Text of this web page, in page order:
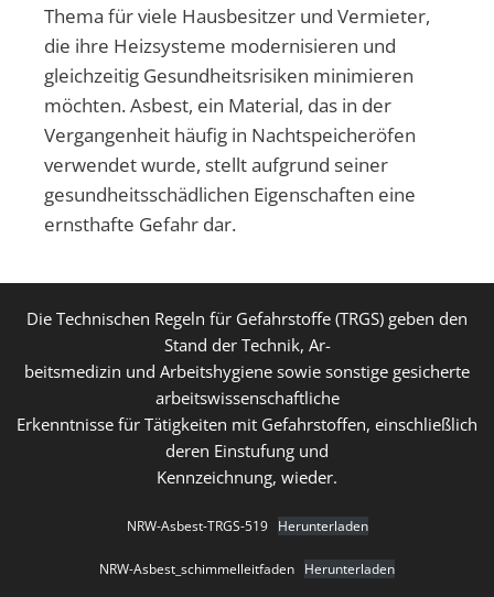
Thema für viele Hausbesitzer und Vermieter,
die ihre Heizsysteme modernisieren und
gleichzeitig Gesundheitsrisiken minimieren
möchten. Asbest, ein Material, das in der
Vergangenheit häufig in Nachtspeicheröfen
verwendet wurde, stellt aufgrund seiner
gesundheitsschädlichen Eigenschaften eine
ernsthafte Gefahr dar.
Die Technischen Regeln für Gefahrstoffe (TRGS) geben den
Stand der Technik, Ar-
beitsmedizin und Arbeitshygiene sowie sonstige gesicherte
arbeitswissenschaftliche
Erkenntnisse für Tätigkeiten mit Gefahrstoffen, einschließlich
deren Einstufung und
Kennzeichnung, wieder.
NRW-Asbest-TRGS-519 Herunterladen
NRW-Asbest_schimmelleitfaden Herunterladen